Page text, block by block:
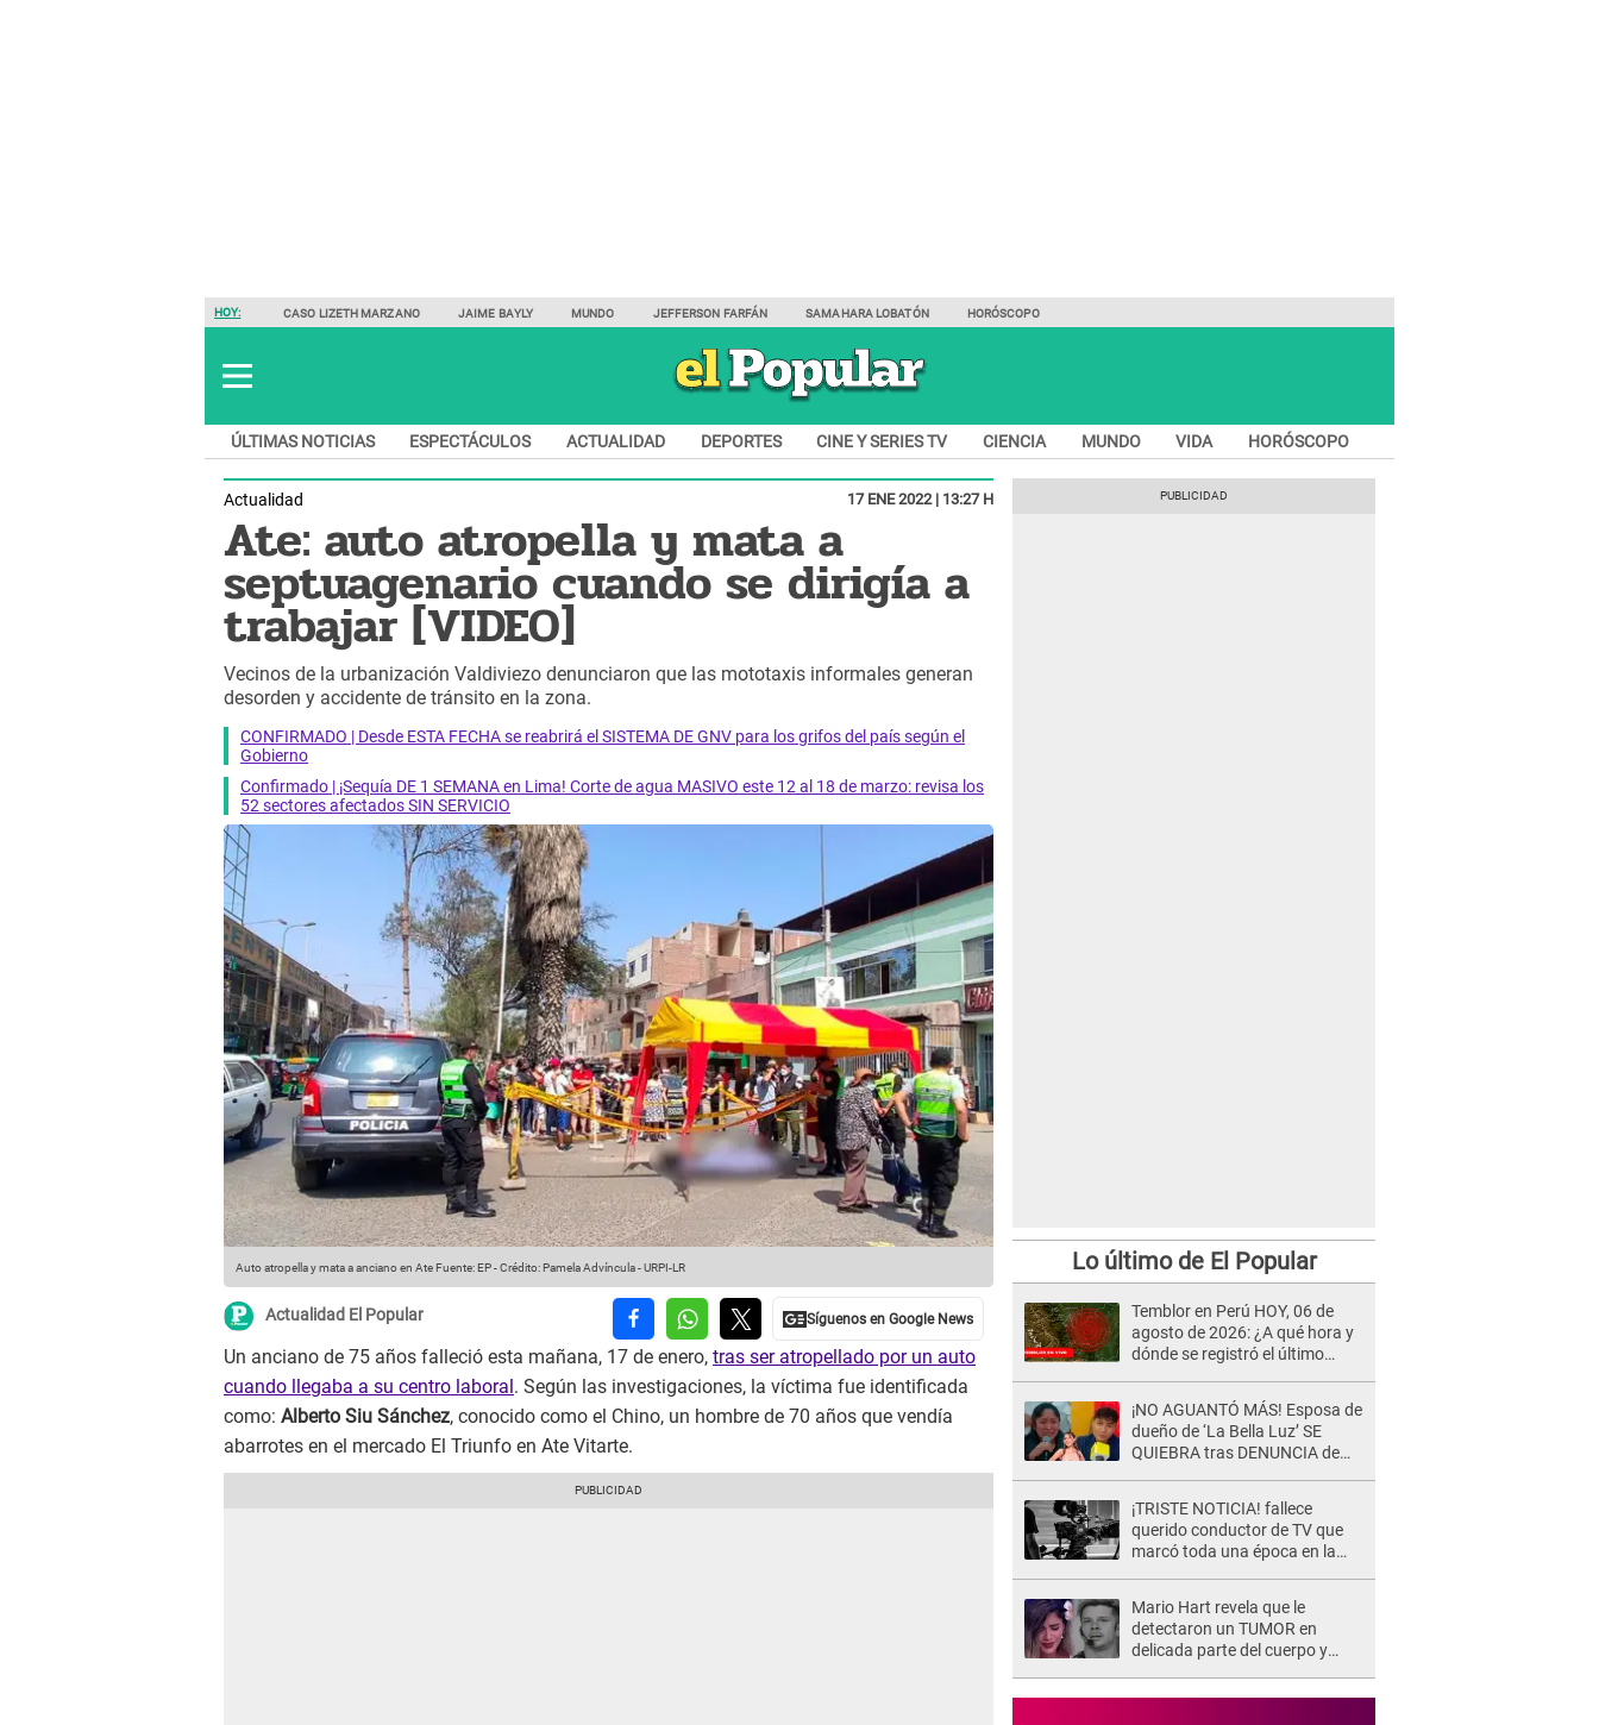
HOY: CASO LIZETH MARZANO JAIME BAYLY MUNDO JEFFERSON FARFÁN SAMAHARA LOBATÓN HORÓSCOPO
ÚLTIMAS NOTICIAS ESPECTÁCULOS ACTUALIDAD DEPORTES CINE Y SERIES TV CIENCIA MUNDO VIDA HORÓSCOPO
Actualidad 17 ENE 2022 | 13:27 H
Ate: auto atropella y mata a
septuagenario cuando se dirigía a
trabajar [VIDEO]
Vecinos de la urbanización Valdiviezo denunciaron que las mototaxis informales generan
desorden y accidente de tránsito en la zona.
CONFIRMADO | Desde ESTA FECHA se reabrirá el SISTEMA DE GNV para los grifos del país según el
Gobierno
Confirmado | ¡Sequía DE 1 SEMANA en Lima! Corte de agua MASIVO este 12 al 18 de marzo: revisa los
52 sectores afectados SIN SERVICIO
Auto atropella y mata a anciano en Ate Fuente: EP-Crédito: Pamela Advíncula - URPI-LR
Actualidad El Popular
Un anciano de 75 años falleció esta mañana, 17 de enero, tras ser atropellado por un auto
cuando llegaba a su centro laboral . Según las investigaciones, la víctima fue identificada
como: Alberto Siu Sánchez, conocido como el Chino, un hombre de 70 años que vendía
abarrotes en el mercado El Triunfo en Ate Vitarte.
Lo último de El Popular
Temblor en Perú HOY, 06 de
agosto de 2026: ¿A qué hora y
dónde se registró el último
¡NO AGUANTÓ MÁS! Esposa de
dueño de ‘La Bella Luz’ SE
QUIEBRA tras DENUNCIA de
¡TRISTE NOTICIA! fallece
querido conductor de TV que
marcó toda una época en la
Mario Hart revela que le
detectaron un TUMOR en
delicada parte del cuerpo y